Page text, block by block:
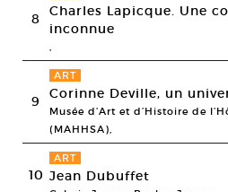
8
Charles Lapicque. Une
inconnue
,
9
ART
Corinne Deville, un
Musée d’Art et d’Histoire de
(MAHHSA),
10
ART
Jean Dubuffet